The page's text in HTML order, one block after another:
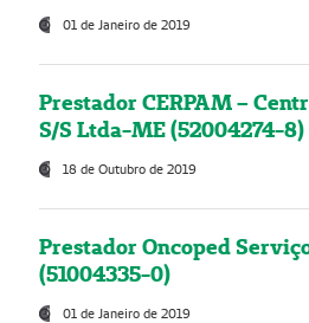
01 de Janeiro de 2019
Prestador CERPAM –
S/S Ltda-ME (52004274-8)
18 de Outubro de 2019
Prestador Oncoped
(51004335-0)
01 de Janeiro de 2019